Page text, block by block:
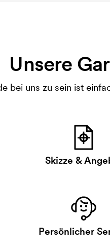
Unsere
bei uns zu sein ist
Skizze &
Persönlicher